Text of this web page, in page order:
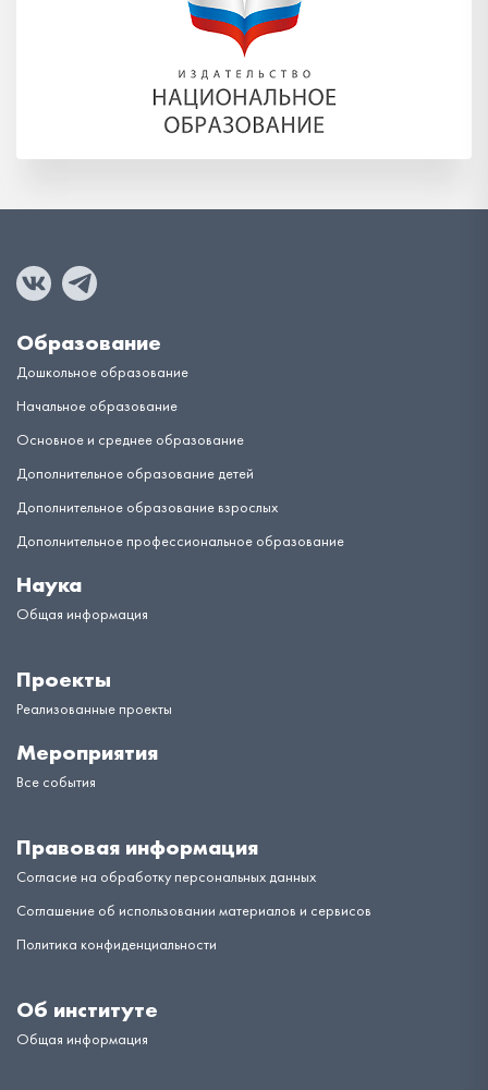
Образование
Дошкольное образование
Начальное образование
Основное и среднее образование
Дополнительное образование детей
Дополнительное образование взрослых
Дополнительное профессиональное образование
Наука
Общая информация
Проекты
Реализованные проекты
Мероприятия
Все события
Правовая информация
Согласие на обработку персональных данных
Соглашение об использовании материалов и сервисов
Политика конфиденциальности
Об институте
Общая информация